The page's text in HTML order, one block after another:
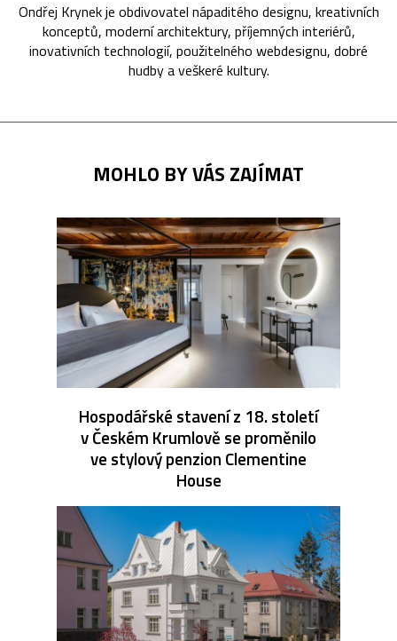
Ondřej Krynek je obdivovatel nápaditého designu, kreativních
konceptů, moderní architektury, příjemných interiérů,
inovativních technologií, použitelného webdesignu, dobré
hudby a veškeré kultury.
MOHLO BY VÁS ZAJÍMAT
Hospodářské stavení z 18. století
v Českém Krumlově se proměnilo
ve stylový penzion Clementine
House